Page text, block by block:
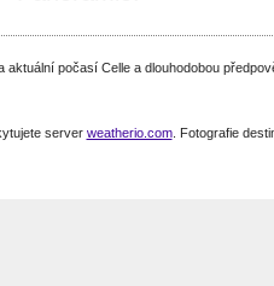
aktuální počasí Celle a dlouhodobou
server weatherio.com. Fotografie